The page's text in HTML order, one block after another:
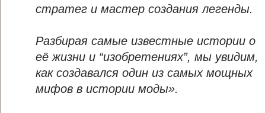
стратег и мастер создания легенды.
Разбирая самые известные истории о
её жизни и “изобретениях”, мы увидим,
как создавался один из самых мощных
мифов в истории моды».